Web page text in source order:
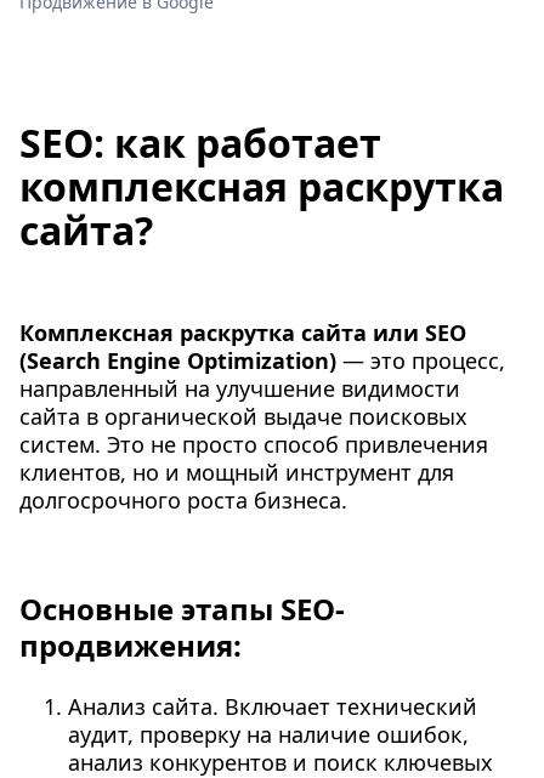
SEO: как работает
комплексная раскрутка
сайта?
Комплексная раскрутка сайта или SEO
(Search Engine Optimization) — это процесс,
направленный на улучшение видимости
сайта в органической выдаче поисковых
систем. Это не просто способ привлечения
клиентов, но и мощный инструмент для
долгосрочного роста бизнеса.
Основные этапы SEO-
продвижения:
Анализ сайта. Включает технический
аудит, проверку на наличие ошибок,
анализ конкурентов и поиск ключевых